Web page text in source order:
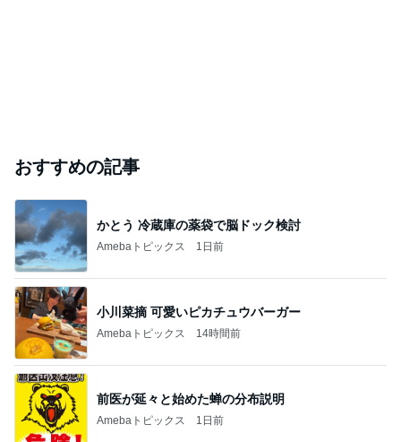
おすすめの記事
かとう 冷蔵庫の薬袋で脳ドック検討
Amebaトピックス 1日前
小川菜摘 可愛いピカチュウバーガー
Amebaトピックス 14時間前
前医が延々と始めた蝉の分布説明
Amebaトピックス 1日前